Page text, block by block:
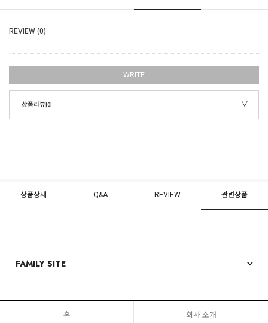
REVIEW (0)
WRITE
상품리뷰[0]
상품상세 Q&A REVIEW 관련상품
홈 회사 소개